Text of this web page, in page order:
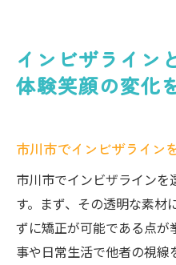
インビザライン
体験笑顔の変化
市川市でインビザライン
市川市でインビザライン
す。まず、その透明な素材
ずに矯正が可能である点が
事や日常生活で他者の視